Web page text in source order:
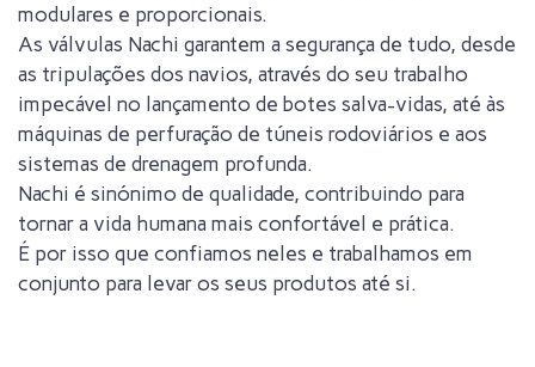
modulares e proporcionais.
As válvulas Nachi garantem a segurança de tudo, desde
as tripulações dos navios, através do seu trabalho
impecável no lançamento de botes salva-vidas, até às
máquinas de perfuração de túneis rodoviários e aos
sistemas de drenagem profunda.
Nachi é sinónimo de qualidade, contribuindo para
tornar a vida humana mais confortável e prática.
É por isso que confiamos neles e trabalhamos em
conjunto para levar os seus produtos até si.